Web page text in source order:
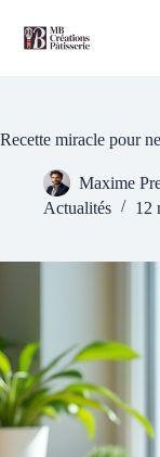
contenu
Recette miracle pour
Maxime
Actualités
12